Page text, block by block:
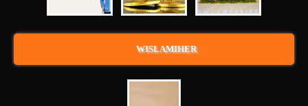
WISLAMIHER